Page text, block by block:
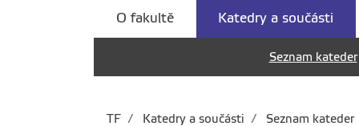
O fakultě Katedry a součásti
Seznam kateder
TF Katedry a součásti Seznam kateder